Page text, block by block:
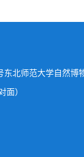
东北师范大学自然博
）